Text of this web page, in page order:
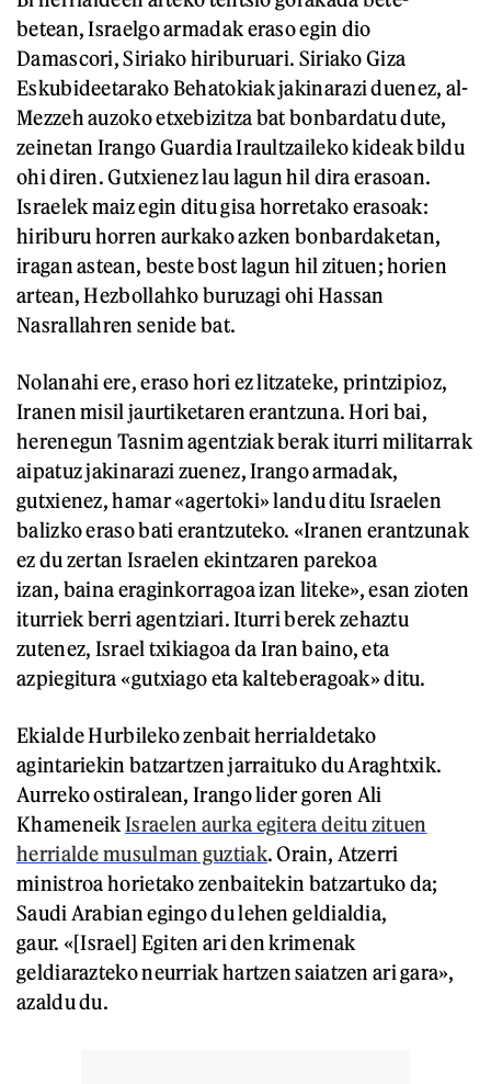
betean, Israelgo armadak eraso egin dio
Damascori, Siriako hiriburuari. Siriako Giza
Eskubideetarako Behatokiak jakinarazi duenez, al-
Mezzeh auzoko etxebizitza bat bonbardatu dute,
zeinetan Irango Guardia Iraultzaileko kideak bildu
ohi diren. Gutxienez lau lagun hil dira erasoan.
Israelek maiz egin ditu gisa horretako erasoak:
hiriburu horren aurkako azken bonbardaketan,
iragan astean, beste bost lagun hil zituen; horien
artean, Hezbollahko buruzagi ohi Hassan
Nasrallahren senide bat.
Nolanahi ere, eraso hori ez litzateke, printzipioz,
Iranen misil jaurtiketaren erantzuna. Hori bai,
herenegun Tasnim agentziak berak iturri militarrak
aipatuz jakinarazi zuenez, Irango armadak,
gutxienez, hamar «agertoki» landu ditu Israelen
balizko eraso bati erantzuteko. «Iranen erantzunak
ez du zertan Israelen ekintzaren parekoa
izan, baina eraginkorragoa izan liteke», esan zioten
iturriek berri agentziari. Iturri berek zehaztu
zutenez, Israel txikiagoa da Iran baino, eta
azpiegitura «gutxiago eta kalteberagoak» ditu.
Ekialde Hurbileko zenbait herrialdetako
agintariekin batzartzen jarraituko du Araghtxik.
Aurreko ostiralean, Irango lider goren Ali
KhameneikIsraelen aurka egitera deitu zituen
herrialde musulman guztiak. Orain, Atzerri
ministroa horietako zenbaitekin batzartuko da;
Saudi Arabian egingo du lehen geldialdia,
gaur. «[Israel] Egiten ari den krimenak
geldiarazteko neurriak hartzen saiatzen ari gara»,
azaldu du.